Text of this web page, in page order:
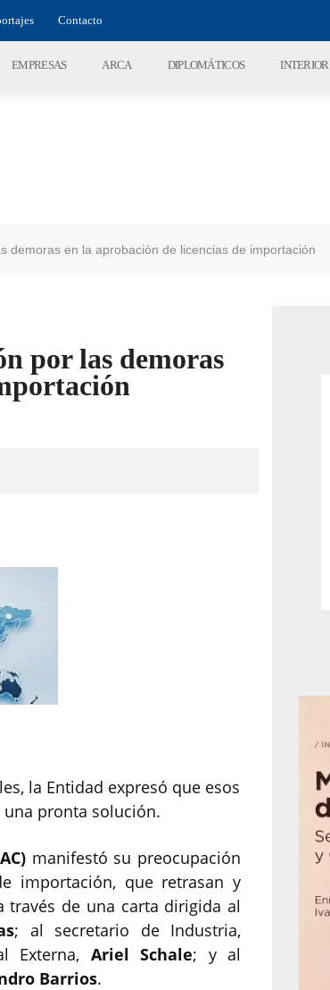
Contacto
EMPRESAS ARCA DIPLOMÁTICOS INTERIOR
demoras en la aprobación de licencias de importación
por las demoras
la Entidad expresó que esos
pronta solución.
manifestó su preocupación
importación, que retrasan y
través de una carta dirigida al
; al secretario de Industria,
Externa, Ariel Schale; y al
Barrios.